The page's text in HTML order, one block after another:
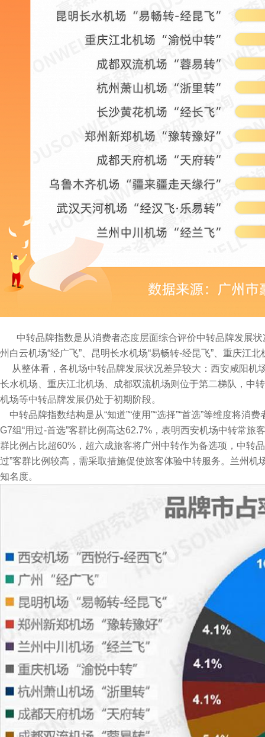
中转品牌指数是从消费者态度层面综合评价中转品牌发展状
州白云机场“经广飞”、昆明长水机场“易畅转-经昆飞”、重庆江北
从整体看，各机场中转品牌发展状况差异较大：西安咸阳机
长水机场、重庆江北机场、成都双流机场则位于第二梯队，中
机场等中转品牌发展仍处于初期阶段。
中转品牌指数结构是从“知道”“使用”“选择”“首选”等维度将
G7组“用过-首选”客群比例高达62.7%，表明西安机场中转常旅
群比例占比超60%，超六成旅客将广州中转作为备选项，中转
过”客群比例较高，需采取措施促使旅客体验中转服务。兰州机
知名度。